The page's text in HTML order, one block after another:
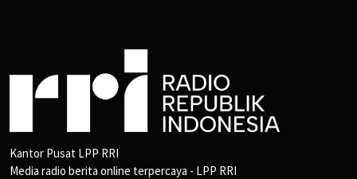
Kantor Pusat LPP RRI
Media radio berita online terpercaya - LPP RRI